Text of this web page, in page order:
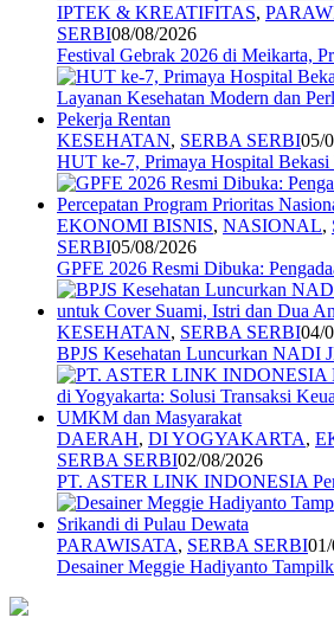
IPTEK & KREATIFITAS,
SERBI08/08/2026
Festival Gebrak 2026 di Meikarta,
KESEHATAN, SERBA SERBI05/
HUT ke-7, Primaya Hospital
EKONOMI BISNIS, NASIONAL,
SERBI05/08/2026
GPFE 2026 Resmi Dibuka:
KESEHATAN, SERBA SERBI04/
BPJS Kesehatan Luncurkan NADI
DAERAH, DI YOGYAKARTA,
SERBA SERBI02/08/2026
PT. ASTER LINK INDONESIA
PARAWISATA, SERBA SERBI
Desainer Meggie Hadiyanto